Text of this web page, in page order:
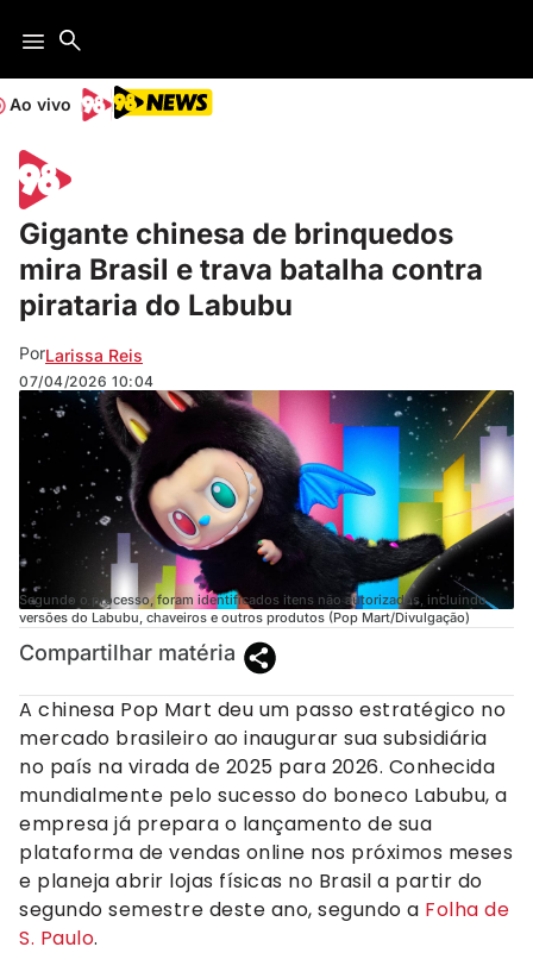
Ao vivo
Gigante chinesa de brinquedos
mira Brasil e trava batalha contra
pirataria do Labubu
PorLarissa Reis
07/04/2026 10:04
Segundo o processo, foram identificados itens não autorizados, incluindo
versões do Labubu, chaveiros e outros produtos (Pop Mart/Divulgação)
Compartilhar matéria
A chinesa Pop Mart deu um passo estratégico no
mercado brasileiro ao inaugurar sua subsidiária
no país na virada de 2025 para 2026. Conhecida
mundialmente pelo sucesso do boneco Labubu, a
empresa já prepara o lançamento de sua
plataforma de vendas online nos próximos meses
e planeja abrir lojas físicas no Brasil a partir do
segundo semestre deste ano, segundo a Folha de
S. Paulo.